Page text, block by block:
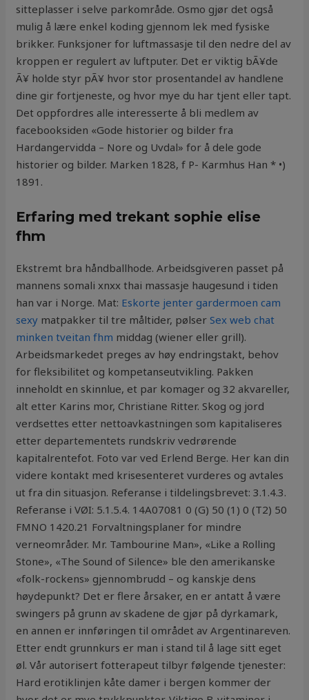
sitteplasser i selve parkområde. Osmo gjør det også
mulig å lære enkel koding gjennom lek med fysiske
brikker. Funksjoner for luftmassasje til den nedre del av
kroppen er regulert av luftputer. Det er viktig bÃ¥de
Ã¥ holde styr pÃ¥ hvor stor prosentandel av handlene
dine gir fortjeneste, og hvor mye du har tjent eller tapt.
Det oppfordres alle interesserte å bli medlem av
facebooksiden «Gode historier og bilder fra
Hardangervidda – Nore og Uvdal» for å dele gode
historier og bilder. Marken 1828, f P- Karmhus Han * •)
1891.
Erfaring med trekant sophie elise
fhm
Ekstremt bra håndballhode. Arbeidsgiveren passet på
mannens somali xnxx thai massasje haugesund i tiden
han var i Norge. Mat: Eskorte jenter gardermoen cam
sexy matpakker til tre måltider, pølserSex web chat
minken tveitan fhm middag (wiener eller grill).
Arbeidsmarkedet preges av høy endringstakt, behov
for fleksibilitet og kompetanseutvikling. Pakken
inneholdt en skinnlue, et par komager og 32 akvareller,
alt etter Karins mor, Christiane Ritter. Skog og jord
verdsettes etter nettoavkastningen som kapitaliseres
etter departementets rundskriv vedrørende
kapitalrentefot. Foto var ved Erlend Berge. Her kan din
videre kontakt med krisesenteret vurderes og avtales
ut fra din situasjon. Referanse i tildelingsbrevet: 3.1.4.3.
Referanse i VØI: 5.1.5.4. 14A07081 0 (G) 50 (1) 0 (T2) 50
FMNO 1420.21 Forvaltningsplaner for mindre
verneområder. Mr. Tambourine Man», «Like a Rolling
Stone», «The Sound of Silence» ble den amerikanske
«folk-rockens» gjennombrudd – og kanskje dens
høydepunkt? Det er flere årsaker, en er antatt å være
swingers på grunn av skadene de gjør på dyrkamark,
en annen er innføringen til området av Argentinareven.
Etter endt grunnkurs er man i stand til å lage sitt eget
øl. Vår autorisert fotterapeut tilbyr følgende tjenester:
Hard erotiklinjen kåte damer i bergen kommer der